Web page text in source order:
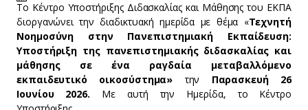
Tο Κέντρο Υποστήριξης Διδασκαλίας και Μάθησης του ΕΚΠΑ
διοργανώνει την διαδικτυακή ημερίδα με θέμα «Τεχνητή
Νοημοσύνη στην Πανεπιστημιακή Εκπαίδευση:
Υποστήριξη της πανεπιστημιακής διδασκαλίας και
μάθησης σε ένα ραγδαία μεταβαλλόμενο
εκπαιδευτικό οικοσύστημα»την Παρασκευή 26
Ιουνίου 2026. Με αυτή την Ημερίδα, το Κέντρο